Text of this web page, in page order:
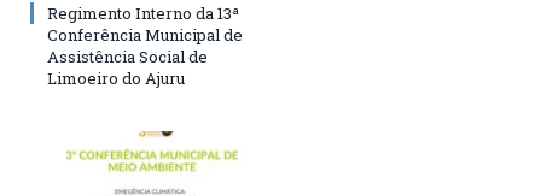
Regimento Interno da 13ª
Conferência Municipal de
Assistência Social de
Limoeiro do Ajuru